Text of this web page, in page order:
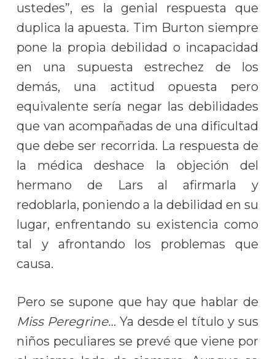
ustedes”, es la genial respuesta que
duplica la apuesta. Tim Burton siempre
pone la propia debilidad o incapacidad
en una supuesta estrechez de los
demás, una actitud opuesta pero
equivalente sería negar las debilidades
que van acompañadas de una dificultad
que debe ser recorrida. La respuesta de
la médica deshace la objeción del
hermano de Lars al afirmarla y
redoblarla, poniendo a la debilidad en su
lugar, enfrentando su existencia como
tal y afrontando los problemas que
causa.
Pero se supone que hay que hablar de
Miss Peregrine… Ya desde el título y sus
niños peculiares se prevé que viene por